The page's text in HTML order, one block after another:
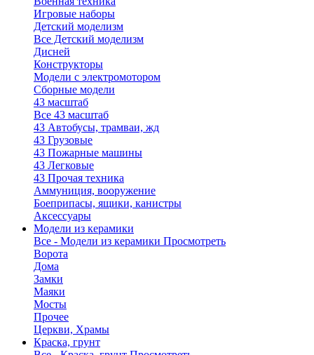
Игровые наборы
Детский моделизм
Все Детский моделизм
Дисней
Конструкторы
Модели с электромотором
Сборные модели
43 масштаб
Все 43 масштаб
43 Автобусы, трамваи, жд
43 Грузовые
43 Пожарные машины
43 Легковые
43 Прочая техника
Аммуниция, вооружение
Боеприпасы, ящики, канистры
Аксессуары
Модели из керамики
Все - Модели из керамики Просмотреть
Ворота
Дома
Замки
Маяки
Мосты
Прочее
Церкви, Храмы
Краска, грунт